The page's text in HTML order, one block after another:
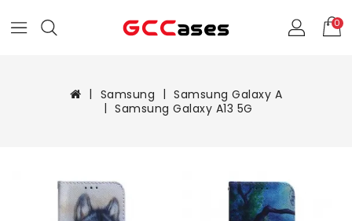
0
Samsung
Samsung Galaxy A
Samsung Galaxy A13 5G